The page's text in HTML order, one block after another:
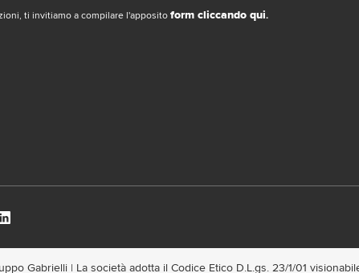
ti invitiamo a compilare l'apposito form cliccando qui.
Gabrielli | La società adotta il Codice Etico D.L.gs. 23/1/01